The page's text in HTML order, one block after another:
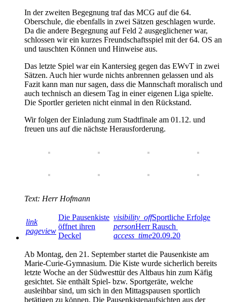
In der zweiten Begegnung traf das MCG auf die 64.
Oberschule, die ebenfalls in zwei Sätzen geschlagen wurde.
Da die andere Begegnung auf Feld 2 ausgeglichener war,
schlossen wir ein kurzes Freundschaftsspiel mit der 64. OS an
und tauschten Können und Hinweise aus.
Das letzte Spiel war ein Kantersieg gegen das EWvT in zwei
Sätzen. Auch hier wurde nichts anbrennen gelassen und als
Fazit kann man nur sagen, dass die Mannschaft moralisch und
auch technisch an diesem Tag in einer eigenen Liga spielte.
Die Sportler gerieten nicht einmal in den Rückstand.
Wir folgen der Einladung zum Stadtfinale am 01.12. und
freuen uns auf die nächste Herausforderung.
Text: Herr Hofmann
link
pageview
Die Pausenkiste
öffnet ihren
Deckel
visibility_offSportliche Erfolge
personHerr Rausch
access_time20.09.20
Ab Montag, den 21. September startet die Pausenkiste am
Marie-Curie-Gymnasium. Die Kiste wurde sicherlich bereits
letzte Woche an der Südwesttür des Altbaus hin zum Käfig
gesichtet. Sie enthält Spiel- bzw. Sportgeräte, welche
ausleihbar sind, um sich in den Mittagspausen sportlich
betätigen zu können. Die Pausenkistenaufsichten aus der